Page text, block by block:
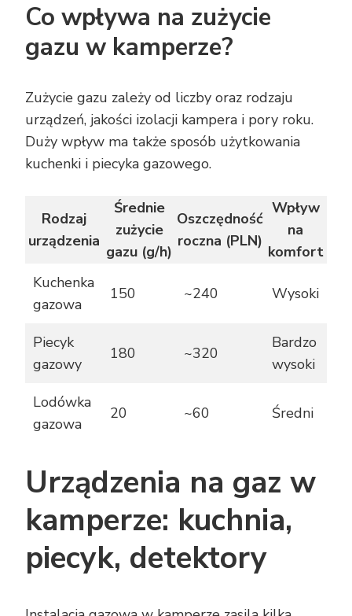
Co wpływa na zużycie
gazu w kamperze?
Zużycie gazu zależy od liczby oraz rodzaju
urządzeń, jakości izolacji kampera i pory roku.
Duży wpływ ma także sposób użytkowania
kuchenki i piecyka gazowego.
Rodzaj
urządzenia
Średnie
zużycie
gazu (g/h)
Oszczędność
roczna (PLN)
Wpływ
na
komfort
Kuchenka
gazowa
150 ~240 Wysoki
Piecyk
gazowy
180 ~320
Bardzo
wysoki
Lodówka
gazowa
20 ~60 Średni
Urządzenia na gaz w
kamperze: kuchnia,
piecyk, detektory